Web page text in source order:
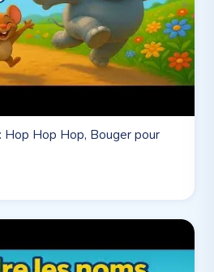
Hop Hop Hop, Bouger pour